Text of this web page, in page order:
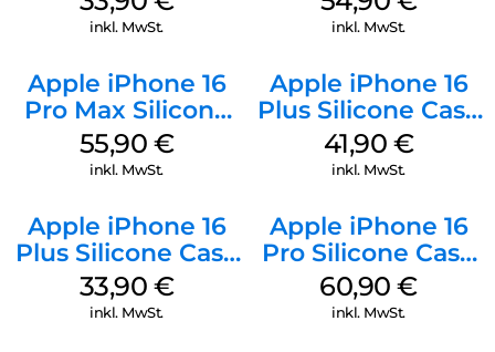
inkl. MwSt. inkl. MwSt.
Apple iPhone 16
Pro Max Silicone
Case MagSafe
Stone Gray
55,90 €
inkl. MwSt.
Apple iPhone 16
Plus Silicone Case
MagSafe Stone
Gray
41,90 €
inkl. MwSt.
Apple iPhone 16
Plus Silicone Case
MagSafe Lake
Green
33,90 €
inkl. MwSt.
Apple iPhone 16
Pro Silicone Case
MagSafe Stone
Gray
60,90€
inkl. MwSt.